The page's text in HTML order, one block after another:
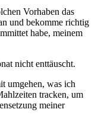
Vorhaben das
und bekomme richtig
habe, meinem
nicht enttäuscht.
umgehen, was ich
tracken, um
meiner